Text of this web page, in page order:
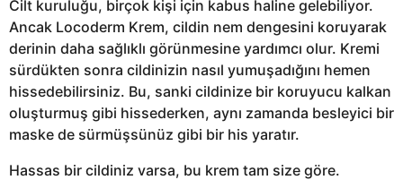
Cilt kuruluğu, birçok kişi için kabus haline gelebiliyor.
Ancak Locoderm Krem, cildin nem dengesini koruyarak
derinin daha sağlıklı görünmesine yardımcı olur. Kremi
sürdükten sonra cildinizin nasıl yumuşadığını hemen
hissedebilirsiniz. Bu, sanki cildinize bir koruyucu kalkan
oluşturmuş gibi hissederken, aynı zamanda besleyici bir
maske de sürmüşsünüz gibi bir his yaratır.
Hassas bir cildiniz varsa, bu krem tam size göre.